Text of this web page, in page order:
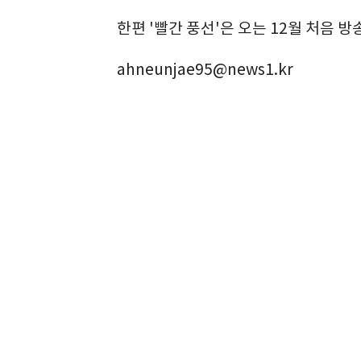
한편 '빨간 풍선'은 오는 12월 처음 방
ahneunjae95@news1.kr